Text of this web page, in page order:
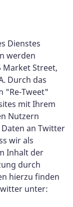
Dienstes
werden
Market Street,
Durch das
"Re-Tweet"
mit Ihrem
Nutzern
an Twitter
wir als
Inhalt der
durch
hierzu finden
unter: